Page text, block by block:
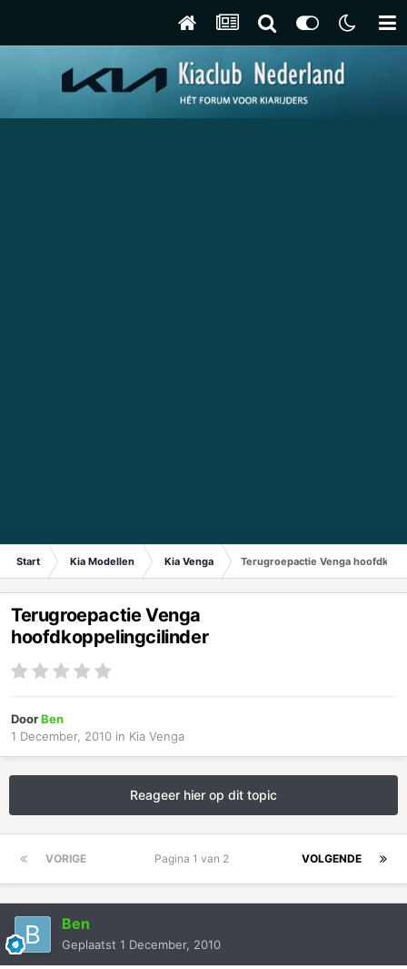
Start Kia Modellen Kia Venga Terugroepactie Venga
Terugroepactie Venga
hoofdkoppelingcilinder
DoorBen
1 December, 2010 in Kia Venga
Reageer hier op dit topic
VORIGE VOLGENDE
Pagina 1 van 2
Ben
Geplaatst 1 December, 2010